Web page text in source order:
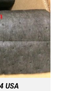
USA